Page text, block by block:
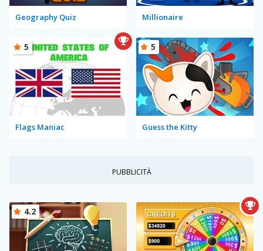
Geography Quiz Millionaire
Flags Maniac
5
Guess the Kitty
5
PUBBLICITÀ
4.2